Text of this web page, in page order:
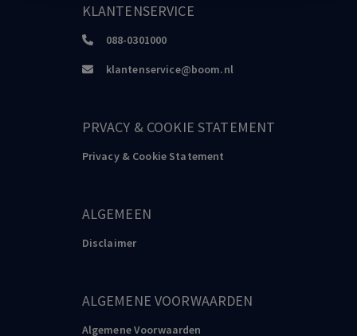
KLANTENSERVICE
088-0301000
klantenservice@boom.nl
PRVACY & COOKIE STATEMENT
Privacy & Cookie Statement
ALGEMEEN
Disclaimer
ALGEMENE VOORWAARDEN
Algemene Voorwaarden